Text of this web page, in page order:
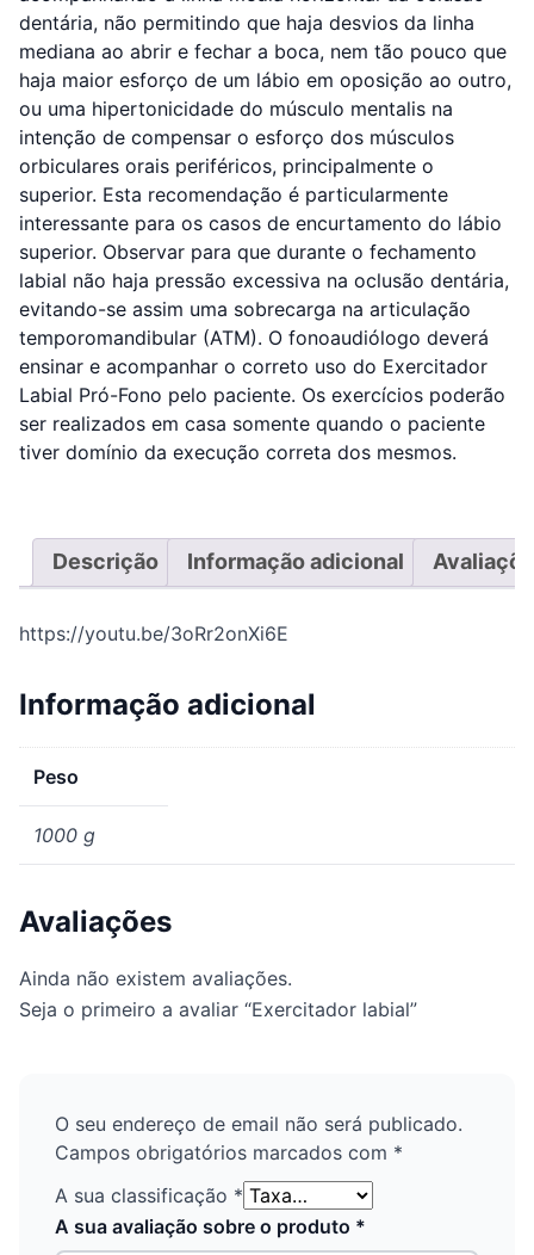
dentária, não permitindo que haja desvios da linha
mediana ao abrir e fechar a boca, nem tão pouco que
haja maior esforço de um lábio em oposição ao outro,
ou uma hipertonicidade do músculo mentalis na
intenção de compensar o esforço dos músculos
orbiculares orais periféricos, principalmente o
superior. Esta recomendação é particularmente
interessante para os casos de encurtamento do lábio
superior. Observar para que durante o fechamento
labial não haja pressão excessiva na oclusão dentária,
evitando-se assim uma sobrecarga na articulação
temporomandibular (ATM). O fonoaudiólogo deverá
ensinar e acompanhar o correto uso do Exercitador
Labial Pró-Fono pelo paciente. Os exercícios poderão
ser realizados em casa somente quando o paciente
tiver domínio da execução correta dos mesmos.
Descrição Informação adicional
https://youtu.be/3oRr2onXi6E
Informação adicional
Peso
1000 g
Avaliações
Ainda não existem avaliações.
Seja o primeiro a avaliar “Exercitador labial”
O seu endereço de email não será publicado.
Campos obrigatórios marcados com *
A sua classificação *
A sua avaliação sobre o produto *